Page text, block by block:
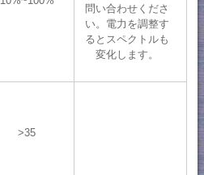
問い合わせくださ
い。電力を調整す
るとスペクトルも
変化します。
>35